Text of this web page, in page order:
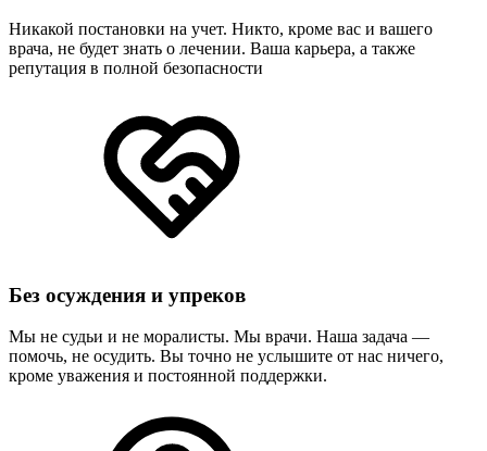
Никакой постановки на учет. Никто, кроме вас и вашего
врача, не будет знать о лечении. Ваша карьера, а также
репутация в полной безопасности
Без осуждения и упреков
Мы не судьи и не моралисты. Мы врачи. Наша задача —
помочь, не осудить. Вы точно не услышите от нас ничего,
кроме уважения и постоянной поддержки.